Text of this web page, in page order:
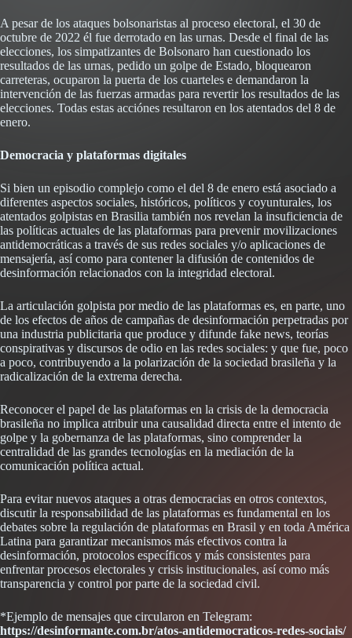
A pesar de los ataques bolsonaristas al proceso electoral, el 30 de
octubre de 2022 él fue derrotado en las urnas. Desde el final de las
elecciones, los simpatizantes de Bolsonaro han cuestionado los
resultados de las urnas, pedido un golpe de Estado, bloquearon
carreteras, ocuparon la puerta de los cuarteles e demandaron la
intervención de las fuerzas armadas para revertir los resultados de las
elecciones. Todas estas acciónes resultaron en los atentados del 8 de
enero.
Democracia y plataformas digitales
Si bien un episodio complejo como el del 8 de enero está asociado a
diferentes aspectos sociales, históricos, políticos y coyunturales, los
atentados golpistas en Brasilia también nos revelan la insuficiencia de
las políticas actuales de las plataformas para prevenir movilizaciones
antidemocráticas a través de sus redes sociales y/o aplicaciones de
mensajería, así como para contener la difusión de contenidos de
desinformación relacionados con la integridad electoral.
La articulación golpista por medio de las plataformas es, en parte, uno
de los efectos de años de campañas de desinformación perpetradas por
una industria publicitaria que produce y difunde fake news, teorías
conspirativas y discursos de odio en las redes sociales: y que fue, poco
a poco, contribuyendo a la polarización de la sociedad brasileña y la
radicalización de la extrema derecha.
Reconocer el papel de las plataformas en la crisis de la democracia
brasileña no implica atribuir una causalidad directa entre el intento de
golpe y la gobernanza de las plataformas, sino comprender la
centralidad de las grandes tecnologías en la mediación de la
comunicación política actual.
Para evitar nuevos ataques a otras democracias en otros contextos,
discutir la responsabilidad de las plataformas es fundamental en los
debates sobre la regulación de plataformas en Brasil y en toda América
Latina para garantizar mecanismos más efectivos contra la
desinformación, protocolos específicos y más consistentes para
enfrentar procesos electorales y crisis institucionales, así como más
transparencia y control por parte de la sociedad civil.
*Ejemplo de mensajes que circularon en Telegram:
https://desinformante.com.br/atos-antidemocraticos-redes-sociais/